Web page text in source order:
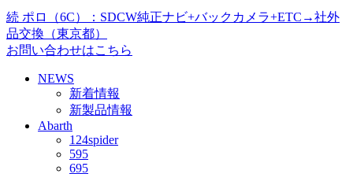
続 ポロ（6C）：SDCW純正ナビ+バックカメラ+ETC→社外
品交換（東京都）
お問い合わせはこちら
NEWS
新着情報
新製品情報
Abarth
124spider
595
695